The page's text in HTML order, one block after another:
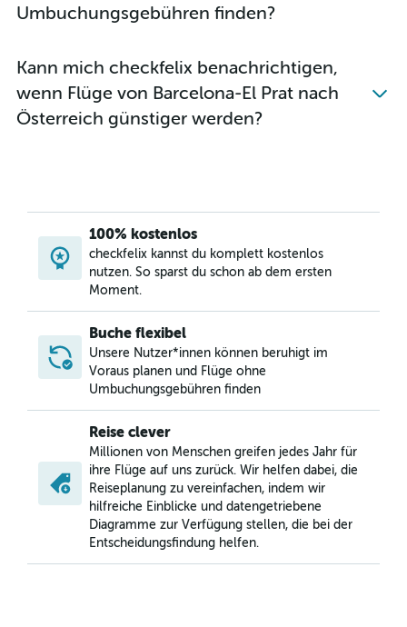
Umbuchungsgebühren finden?
Kann mich checkfelix benachrichtigen,
wenn Flüge von Barcelona-El Prat nach
Österreich günstiger werden?
100% kostenlos
checkfelix kannst du komplett kostenlos
nutzen. So sparst du schon ab dem ersten
Moment.
Buche flexibel
Unsere Nutzer*innen können beruhigt im
Voraus planen und Flüge ohne
Umbuchungsgebühren finden
Reise clever
Millionen von Menschen greifen jedes Jahr für
ihre Flüge auf uns zurück. Wir helfen dabei, die
Reiseplanung zu vereinfachen, indem wir
hilfreiche Einblicke und datengetriebene
Diagramme zur Verfügung stellen, die bei der
Entscheidungsfindung helfen.